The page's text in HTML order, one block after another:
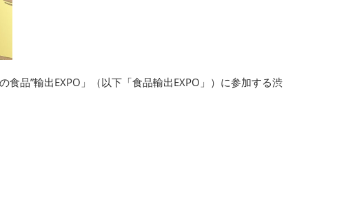
品”輸出EXPO」（以下「食品輸出EXPO」）に参加する渋